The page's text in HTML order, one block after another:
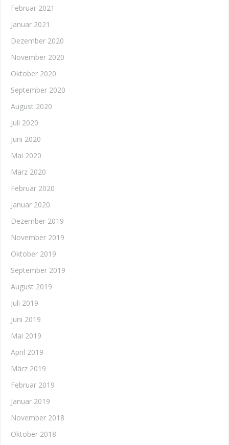
Februar 2021
Januar 2021
Dezember 2020
November 2020
Oktober 2020
September 2020
August 2020
Juli 2020
Juni 2020
Mai 2020
März 2020
Februar 2020
Januar 2020
Dezember 2019
November 2019
Oktober 2019
September 2019
August 2019
Juli 2019
Juni 2019
Mai 2019
April 2019
März 2019
Februar 2019
Januar 2019
November 2018
Oktober 2018